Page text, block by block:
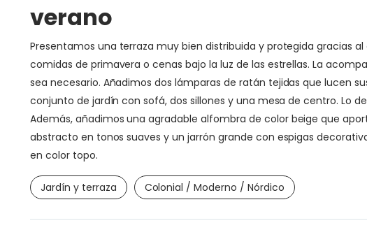
verano
Presentamos una terraza muy bien distribuida y protegida gracias
comidas de primavera o cenas bajo la luz de las estrellas. La
sea necesario. Añadimos dos lámparas de ratán tejidas que lucen
conjunto de jardín con sofá, dos sillones y una mesa de centro. Lo
Además, añadimos una agradable alfombra de color beige que
abstracto en tonos suaves y un jarrón grande con espigas
en color topo.
Jardín y terraza Colonial / Moderno / Nórdico